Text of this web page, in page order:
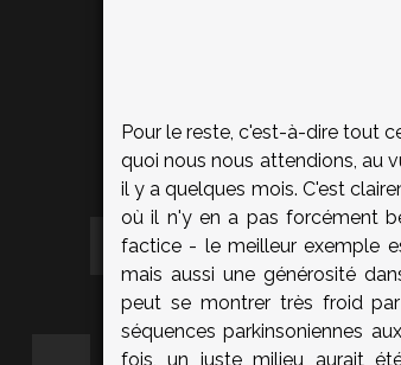
Pour le reste, c'est-à-dire tout
quoi nous nous attendions, au
il y a quelques mois. C'est
où il n'y en a pas forcément
factice - le meilleur exemple
mais aussi une générosité
peut se montrer très froid
séquences parkinsoniennes
fois, un juste milieu aurait